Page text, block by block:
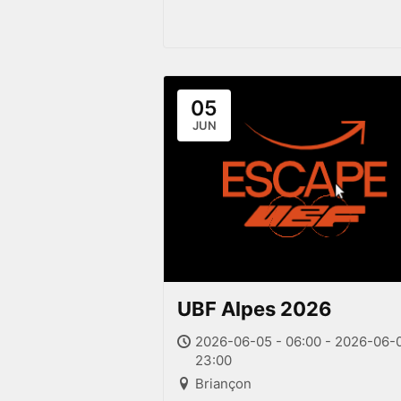
05
JUN
UBF Alpes 2026
2026-06-05 - 06:00 - 2026-06-
23:00
Briançon